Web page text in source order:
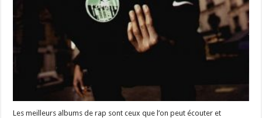
Les meilleurs albums de rap sont ceux que l’on peut écouter et